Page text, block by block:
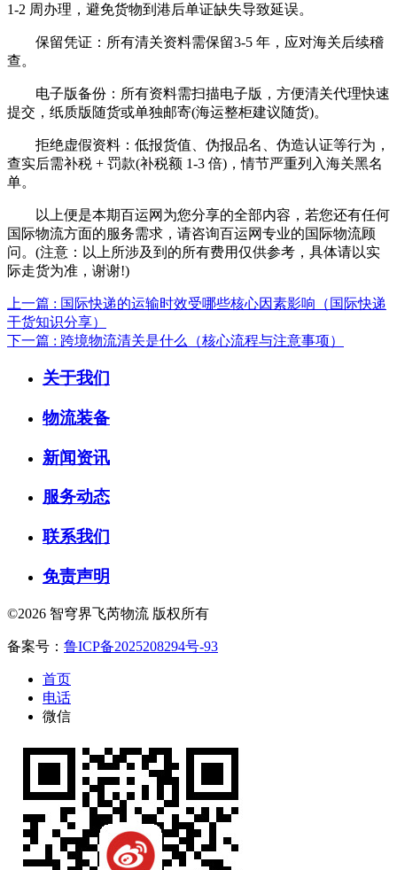
1-2 周办理，避免货物到港后单证缺失导致延误。
保留凭证：所有清关资料需保留3-5 年，应对海关后续稽
查。
电子版备份：所有资料需扫描电子版，方便清关代理快速
提交，纸质版随货或单独邮寄(海运整柜建议随货)。
拒绝虚假资料：低报货值、伪报品名、伪造认证等行为，
查实后需补税 + 罚款(补税额 1-3 倍)，情节严重列入海关黑名
单。
以上便是本期百运网为您分享的全部内容，若您还有任何
国际物流方面的服务需求，请咨询百运网专业的国际物流顾
问。(注意：以上所涉及到的所有费用仅供参考，具体请以实
际走货为准，谢谢!)
上一篇 : 国际快递的运输时效受哪些核心因素影响（国际快递
干货知识分享）
下一篇 : 跨境物流清关是什么（核心流程与注意事项）
关于我们
物流装备
新闻资讯
服务动态
联系我们
免责声明
©2026 智穹界飞芮物流 版权所有
备案号： 鲁ICP备2025208294号-93
首页
电话
微信